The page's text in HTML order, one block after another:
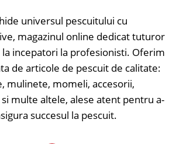
universul pescuitului cu
magazinul online dedicat tuturor
la incepatori la profesionisti. Oferim
de articole de pescuit de calitate:
mulinete, momeli, accesorii,
multe altele, alese atent pentru a-
succesul la pescuit.